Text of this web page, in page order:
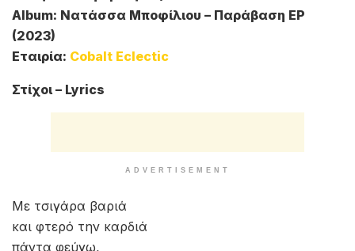
Album: Νατάσσα Μποφίλιου – Παράβαση EP
(2023)
Εταιρία: Cobalt Eclectic
Στίχοι – Lyrics
ADVERTISEMENT
Με τσιγάρα βαριά
και φτερό την καρδιά
πάντα φεύγω,